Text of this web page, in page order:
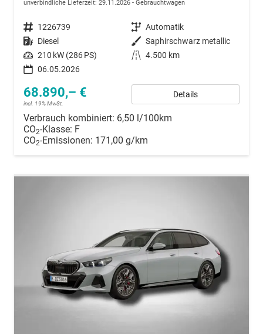
unverbindliche Lieferzeit: 29.11.2026 Gebrauchtwagen
Fahrzeugnummer 1226739 Getriebe Automatik
Kraftstoff Diesel Außenfarbe Saphirschwarz metallic
Leistung 210 kW (286 PS) Kilometerstand 4.500 km
06.05.2026
68.890,– €
incl. 19% MwSt.
Details
Verbrauch kombiniert: 6,50 l/100km
CO2-Klasse: F
CO2-Emissionen: 171,00 g/km